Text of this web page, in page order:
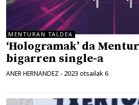
MENTURAN TALDEA
‘Hologramak’ da
bigarren single-a
ANER HERNANDEZ - 2023 otsailak 6